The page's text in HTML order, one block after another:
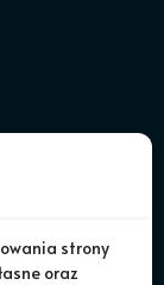
strony
oraz